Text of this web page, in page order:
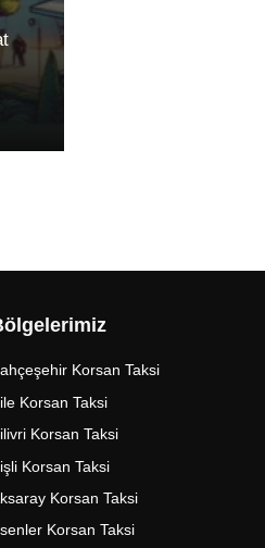
Korsan Taksi
Korsan Taksi
Korsan Taksi
Korsan Taksi
Korsan Taksi
Korsan Taksi